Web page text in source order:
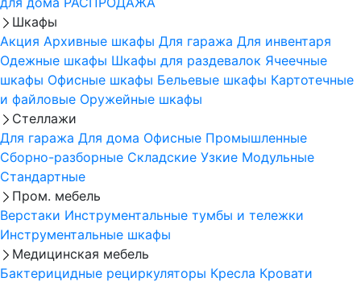
Шкафы
Акция Архивные шкафы Для гаража Для инвентаря
Одежные шкафы Шкафы для раздевалок Ячеечные
шкафы Офисные шкафы Бельевые шкафы Картотечные
и файловые Оружейные шкафы
Стеллажи
Для гаража Для дома Офисные Промышленные
Сборно-разборные Складские Узкие Модульные
Стандартные
Пром. мебель
Верстаки Инструментальные тумбы и тележки
Инструментальные шкафы
Медицинская мебель
Бактерицидные рециркуляторы Кресла Кровати